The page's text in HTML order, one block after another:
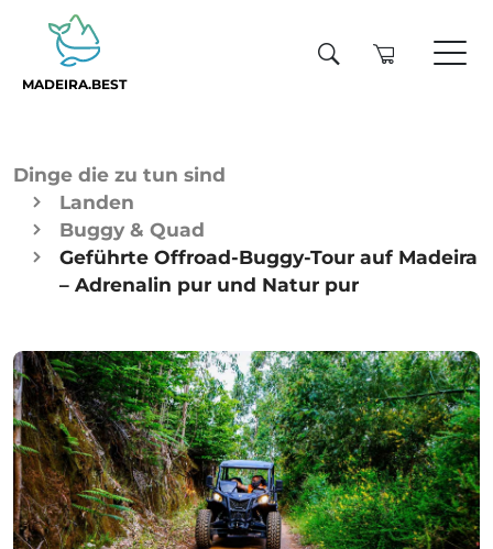
MADEIRA.BEST
Dinge die zu tun sind
Landen
Buggy & Quad
Geführte Offroad-Buggy-Tour auf Madeira
– Adrenalin pur und Natur pur